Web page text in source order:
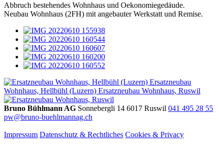
Abbruch bestehendes Wohnhaus und Oekonomiegedäude.
Neubau Wohnhaus (2FH) mit angebauter Werkstatt und Remise.
Ersatzneubau
Wohnhaus, Hellbühl (Luzern) Ersatzneubau Wohnhaus, Ruswil
Bruno Bühlmann AG Sonnebergli 14 6017 Ruswil 041 495 28 55
pw@bruno-buehlmannag.ch
Impressum Datenschutz & Rechtliches Cookies & Privacy